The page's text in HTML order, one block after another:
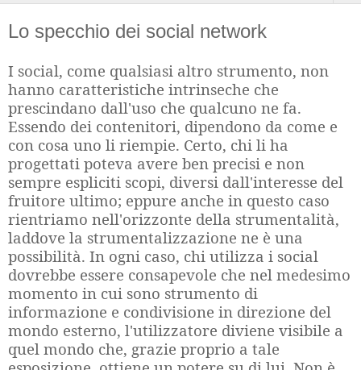
Lo specchio dei social network
I social, come qualsiasi altro strumento, non
hanno caratteristiche intrinseche che
prescindano dall'uso che qualcuno ne fa.
Essendo dei contenitori, dipendono da come e
con cosa uno li riempie. Certo, chi li ha
progettati poteva avere ben precisi e non
sempre espliciti scopi, diversi dall'interesse del
fruitore ultimo; eppure anche in questo caso
rientriamo nell'orizzonte della strumentalità,
laddove la strumentalizzazione ne è una
possibilità. In ogni caso, chi utilizza i social
dovrebbe essere consapevole che nel medesimo
momento in cui sono strumento di
informazione e condivisione in direzione del
mondo esterno, l'utilizzatore diviene visibile a
quel mondo che, grazie proprio a tale